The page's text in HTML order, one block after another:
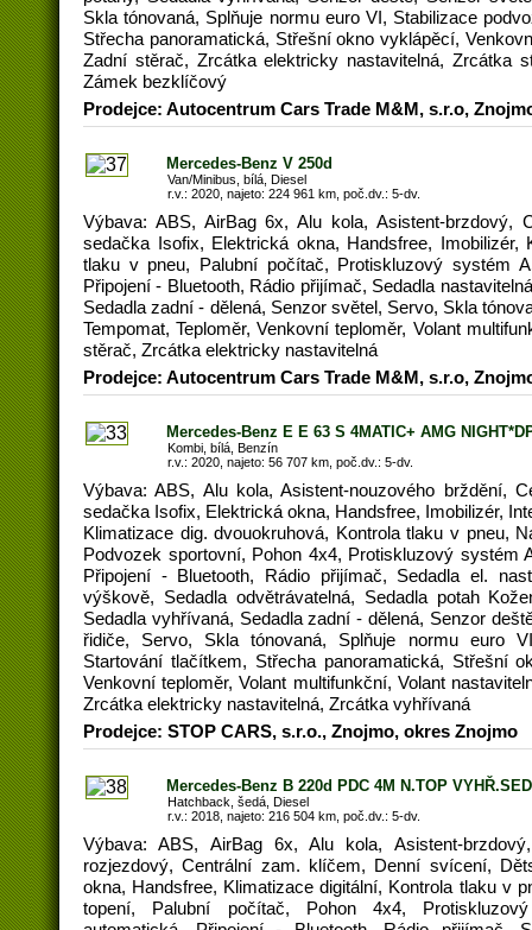
Skla tónovaná, Splňuje normu euro VI, Stabilizace
Střecha panoramatická, Střešní okno vyklápěcí,
Zadní stěrač, Zrcátka elektricky nastavitelná, Zrcátka
Zámek bezklíčový
Prodejce: Autocentrum Cars Trade M&M, s.r.o,
Mercedes-Benz V 250d
Van/Minibus, bílá, Diesel
r.v.: 2020, najeto: 224 961 km, poč.dv.: 5-dv.
Výbava: ABS, AirBag 6x, Alu kola, Asistent-brzdový,
sedačka Isofix, Elektrická okna, Handsfree, Imobilizér,
tlaku v pneu, Palubní počítač, Protiskluzový systém
Připojení - Bluetooth, Rádio přijímač, Sedadla
Sedadla zadní - dělená, Senzor světel, Servo, Skla
Tempomat, Teploměr, Venkovní teploměr, Volant
stěrač, Zrcátka elektricky nastavitelná
Prodejce: Autocentrum Cars Trade M&M, s.r.o,
Mercedes-Benz E E 63 S 4MATIC+ AMG
Kombi, bílá, Benzín
r.v.: 2020, najeto: 56 707 km, poč.dv.: 5-dv.
Výbava: ABS, Alu kola, Asistent-nouzového brždění,
sedačka Isofix, Elektrická okna, Handsfree, Imobilizér,
Klimatizace dig. dvouokruhová, Kontrola tlaku v pneu,
Podvozek sportovní, Pohon 4x4, Protiskluzový systém
Připojení - Bluetooth, Rádio přijímač, Sedadla el.
výškově, Sedadla odvětrávatelná, Sedadla potah
Sedadla vyhřívaná, Sedadla zadní - dělená, Senzor
řidiče, Servo, Skla tónovaná, Splňuje normu euro
Startování tlačítkem, Střecha panoramatická, Střešní
Venkovní teploměr, Volant multifunkční, Volant
Zrcátka elektricky nastavitelná, Zrcátka vyhřívaná
Prodejce: STOP CARS, s.r.o., Znojmo, okres Znojmo
Mercedes-Benz B 220d PDC 4M N.TOP
Hatchback, šedá, Diesel
r.v.: 2018, najeto: 216 504 km, poč.dv.: 5-dv.
Výbava: ABS, AirBag 6x, Alu kola, Asistent-
rozjezdový, Centrální zam. klíčem, Denní svícení,
okna, Handsfree, Klimatizace digitální, Kontrola tlaku v
topení, Palubní počítač, Pohon 4x4,